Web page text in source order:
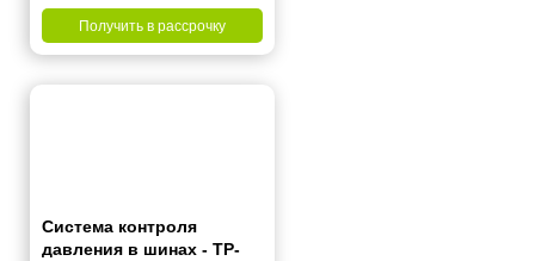
Получить в рассрочку
Система контроля
давления в шинах - TP-